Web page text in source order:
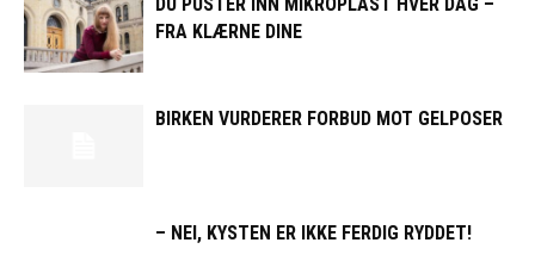
DU PUSTER INN MIKROPLAST HVER DAG –
FRA KLÆRNE DINE
BIRKEN VURDERER FORBUD MOT GELPOSER
– NEI, KYSTEN ER IKKE FERDIG RYDDET!